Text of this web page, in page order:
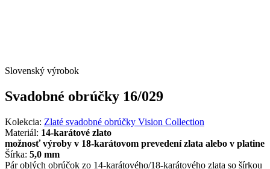
Slovenský výrobok
Svadobné obrúčky 16/029
Kolekcia: Zlaté svadobné obrúčky Vision Collection
Materiál: 14-karátové zlato
možnosť výroby v 18-karátovom prevedení zlata alebo v platine
Šírka: 5,0 mm
Pár oblých obrúčok zo 14-karátového/18-karátového zlata so šírkou